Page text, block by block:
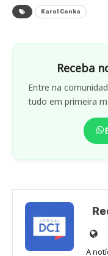
Saiba o que
Confira resultados
bastidores dos
ENTRETENIMENTO
Casa e Decoração